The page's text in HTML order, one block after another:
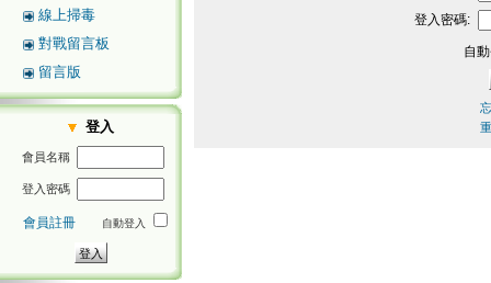
線上掃毒
對戰留言板
留言版
登入
會員名稱
登入密碼
會員註冊 自動登入
登入密碼:
自